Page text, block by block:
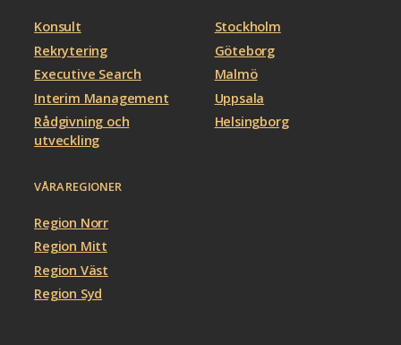
Konsult
Rekrytering
Executive Search
Interim Management
Rådgivning och
utveckling
Stockholm
Göteborg
Malmö
Uppsala
Helsingborg
VÅRA REGIONER
Region Norr
Region Mitt
Region Väst
Region Syd